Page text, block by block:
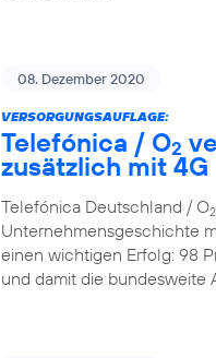
08. Dezember 2020
VERSORGUNGSAUFLAGE:
Telefónica / O2
zusätzlich mit 4G
Telefónica Deutschland / O2
Unternehmensgeschichte
einen wichtigen Erfolg: 98
und damit die bundesweite